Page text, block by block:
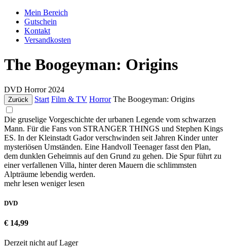
Mein Bereich
Gutschein
Kontakt
Versandkosten
The Boogeyman: Origins
DVD Horror 2024
Zurück Start Film & TV Horror The Boogeyman: Origins
Die gruselige Vorgeschichte der urbanen Legende vom schwarzen
Mann. Für die Fans von STRANGER THINGS und Stephen Kings
ES. In der Kleinstadt Gador verschwinden seit Jahren Kinder unter
mysteriösen Umständen. Eine Handvoll Teenager fasst den Plan,
dem dunklen Geheimnis auf den Grund zu gehen. Die Spur führt zu
einer verfallenen Villa, hinter deren Mauern die schlimmsten
Alpträume lebendig werden.
mehr lesen weniger lesen
DVD
€ 14,99
Derzeit nicht auf Lager